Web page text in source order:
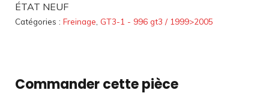
ÉTAT NEUF
Catégories : Freinage, GT3-1 - 996 gt3 / 1999>2005
Commander cette pièce